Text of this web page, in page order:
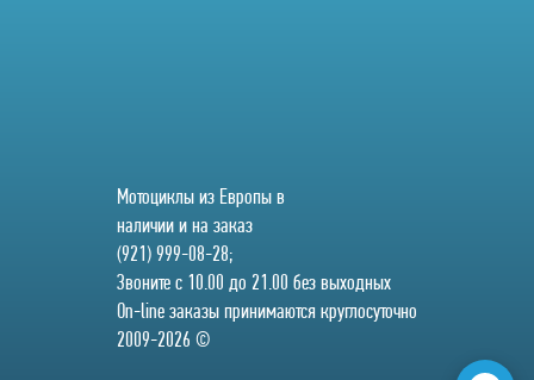
Мотоциклы из Европы в
наличии и на заказ
(921) 999-08-28;
Звоните с 10.00 до 21.00 без выходных
On-line заказы принимаются круглосуточно
2009-2026 ©